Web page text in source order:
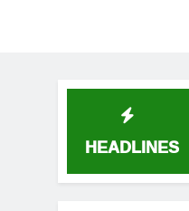
HEADLINES